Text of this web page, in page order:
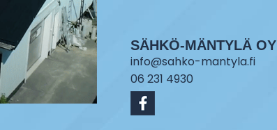
SÄHKÖ-MÄNTYLÄ OY
info@sahko-mantyla.fi
06 231 4930